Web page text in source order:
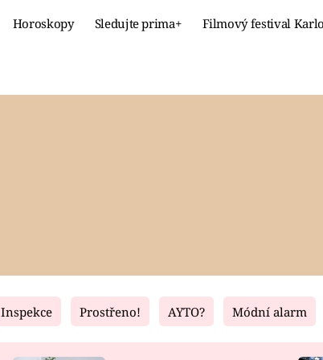
Horoskopy Sledujte prima+ Filmový festival
Fresh Living
Inspekce Prostřeno! AYTO? Módní alarm